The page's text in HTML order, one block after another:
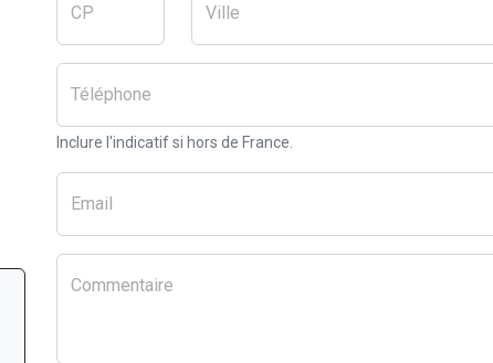
CP Ville
Téléphone
Inclure l'indicatif si hors de France.
Email
Commentaire